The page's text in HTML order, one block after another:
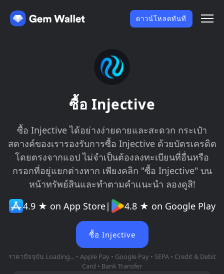
ดาวน์โหลดทันที
ซื้อ Injective
ซื้อ Injective ได้อย่างง่ายดายและสะดวก กระเป๋า
สตางค์ของเรารองรับการซื้อ Injective ด้วยบัตรเครดิต
โดยตรงจากแอป ไม่จำเป็นต้องลงทะเบียนที่อื่นหรือ
กรอกที่อยู่แยกต่างหาก เพียงคลิก "ซื้อ Injective" บน
หน้าทรัพย์สินและทำตามคำแนะนำ ลองดูสิ!
4.9 ★ on App Store| 4.8 ★ on Google Play
ซื้อ Injective
ราคาปัจจุบัน Loading... • Apple Pay • Google Pay • SEPA • Credit & Debit
Card • Bank Transfer